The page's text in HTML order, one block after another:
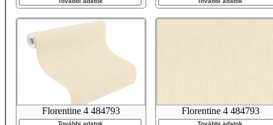
Florentine 4 484793 Florentine 4 484793